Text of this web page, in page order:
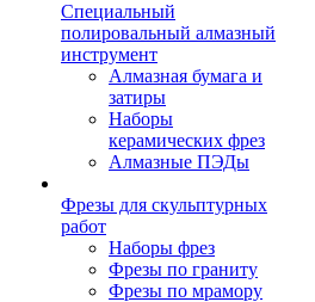
Специальный
полировальный алмазный
инструмент
Алмазная бумага и
затиры
Наборы
керамических фрез
Алмазные ПЭДы
Фрезы для скульптурных
работ
Наборы фрез
Фрезы по граниту
Фрезы по мрамору